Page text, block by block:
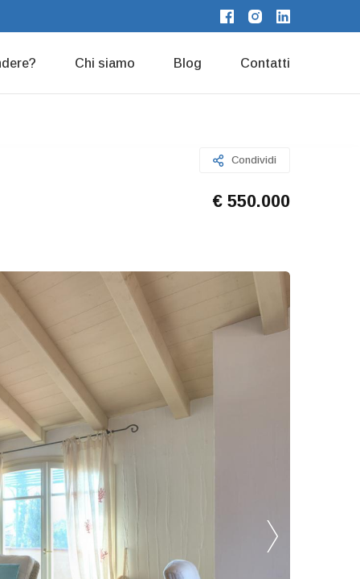
Chi siamo Blog Contatti
Condividi
€ 550.000